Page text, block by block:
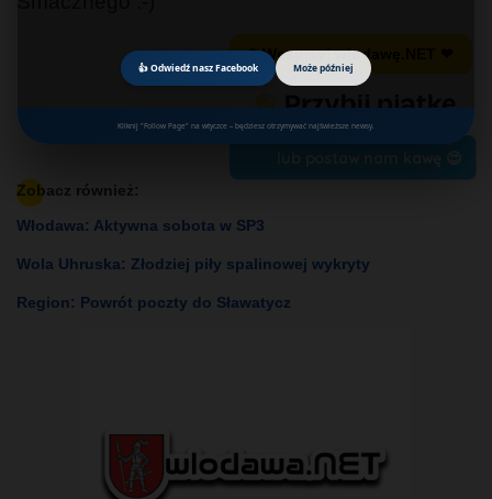
👍 Odwiedź nasz Facebook Może później
Kliknij "Follow Page" na wtyczce – będziesz otrzymywać najświeższe newsy.
↶ Wesprzyj wlodawę.NET ❤
lub postaw nam kawę 😍
Zobacz również:
Włodawa: Aktywna sobota w SP3
Wola Uhruska: Złodziej piły spalinowej wykryty
Region: Powrót poczty do Sławatycz